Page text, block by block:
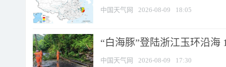
中国天气网 2026-08-09 18:05
“白海豚”登陆浙江玉环沿海
中国天气网 2026-08-09 17:30